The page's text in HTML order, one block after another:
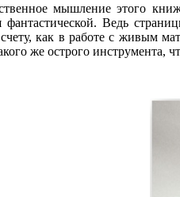
мышление этого
фантастической. Ведь
как в работе с живым
же острого инструмента,